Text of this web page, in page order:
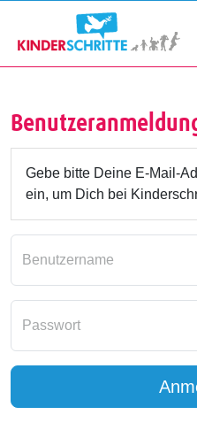
Gebe bitte Deine E-Mail-
ein, um Dich bei
Benutzername
Passwort